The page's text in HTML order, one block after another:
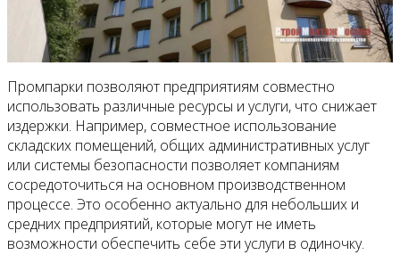
Промпарки позволяют предприятиям совместно
использовать различные ресурсы и услуги, что снижает
издержки. Например, совместное использование
складских помещений, общих административных услуг
или системы безопасности позволяет компаниям
сосредоточиться на основном производственном
процессе. Это особенно актуально для небольших и
средних предприятий, которые могут не иметь
возможности обеспечить себе эти услуги в одиночку.